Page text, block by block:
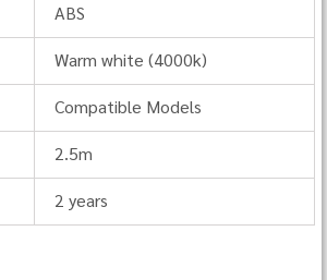
ABS
Warm white (4000k)
Compatible Models
2.5m
2 years